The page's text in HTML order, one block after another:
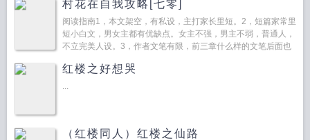
村花在自我攻略[七零]
阅读指南1，本文架空，有私设，主打家长里短。2，短篇家常里
短小白文，男女主都有优缺点。女主不强，男主不弱，普通人，
不立完美人设。3，作者文笔有限，前三章什么样的文笔后面也
排雷...
红楼之好想哭
...
（红楼同人）红楼之仙路